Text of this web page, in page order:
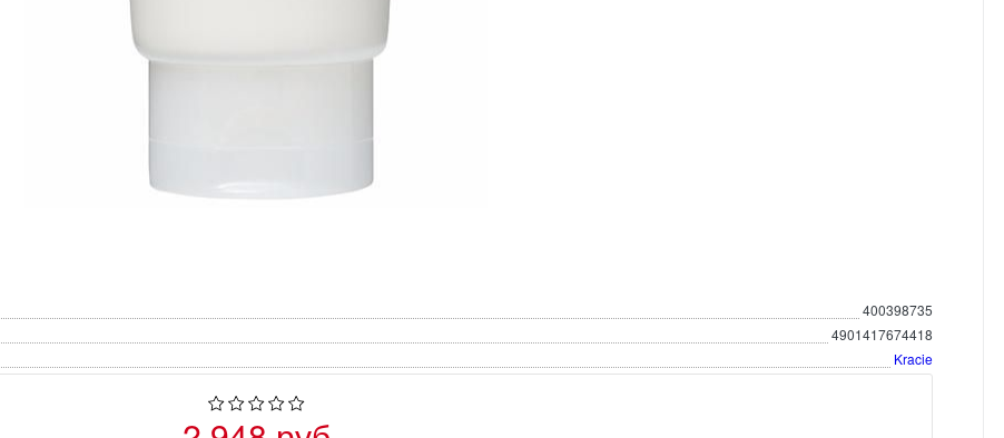
400398735
4901417674418
Kracie